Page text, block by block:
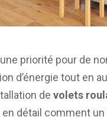
priorité pour de
d’énergie tout en
devolets
détail comment